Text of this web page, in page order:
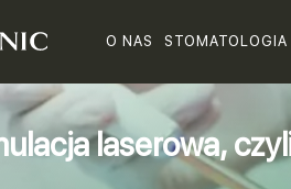
O NAS STOMATOLOGIA
laserowa,